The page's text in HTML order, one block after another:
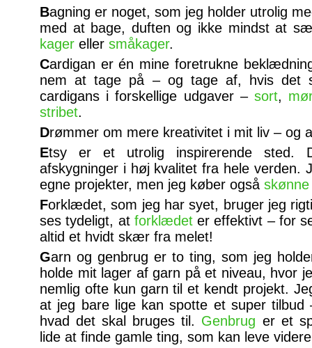
Bagning er noget, som jeg holder utrolig
med at bage, duften og ikke mindst at
kager eller småkager.
Cardigan er én mine foretrukne
nem at tage på – og tage af, hvis det
cardigans i forskellige udgaver – sort,
stribet.
Drømmer om mere kreativitet i mit liv – og
Etsy er et utrolig inspirerende sted.
afskygninger i høj kvalitet fra hele verden.
egne projekter, men jeg køber også
Forklædet, som jeg har syet, bruger jeg
ses tydeligt, at forklædeter effektivt – for
altid et hvidt skær fra melet!
Garn og genbrug er to ting, som jeg
holde mit lager af garn på et niveau, hvor
nemlig ofte kun garn til et kendt projekt.
at jeg bare lige kan spotte et super
hvad det skal bruges til. Genbrug er et
lide at finde gamle ting, som kan leve